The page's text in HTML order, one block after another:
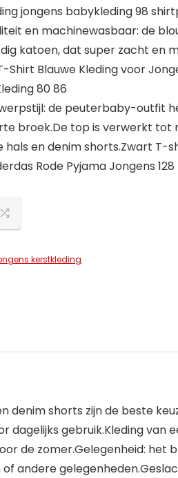
jongens babykleding 98
en machinewasbaar: de
katoen, dat super zacht en
Shirt Blauwe Kleding voor
80 86
de peuterbaby-outfit
broek.De top is verwerkt tot
en denim shorts.Zwart T-
Rode Pyjama Jongens
kerstkleding
denim shorts zijn de beste
gebruik.Kleding van
de zomer.Gelegenheid:
andere